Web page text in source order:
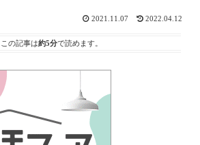
2021.11.07 2022.04.12
この記事は約5分で読めます。